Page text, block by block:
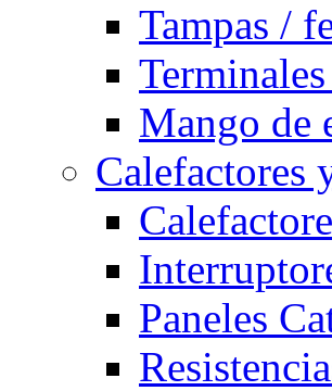
Tampas /
Mango de
Calefactores
Paneles